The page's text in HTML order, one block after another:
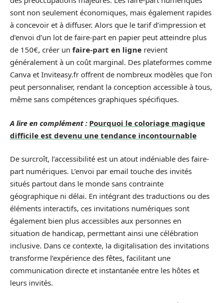
sont non seulement économiques, mais également rapides
à concevoir et à diffuser. Alors que le tarif d’impression et
d’envoi d’un lot de faire-part en papier peut atteindre plus
de 150€, créer un faire-part en ligne revient
généralement à un coût marginal. Des plateformes comme
Canva et Inviteasy.fr offrent de nombreux modèles que l’on
peut personnaliser, rendant la conception accessible à tous,
même sans compétences graphiques spécifiques.
A lire en complément : Pourquoi le coloriage magique
difficile est devenu une tendance incontournable
De surcroît, l’accessibilité est un atout indéniable des faire-
part numériques. L’envoi par email touche des invités
situés partout dans le monde sans contrainte
géographique ni délai. En intégrant des traductions ou des
éléments interactifs, ces invitations numériques sont
également bien plus accessibles aux personnes en
situation de handicap, permettant ainsi une célébration
inclusive. Dans ce contexte, la digitalisation des invitations
transforme l’expérience des fêtes, facilitant une
communication directe et instantanée entre les hôtes et
leurs invités.